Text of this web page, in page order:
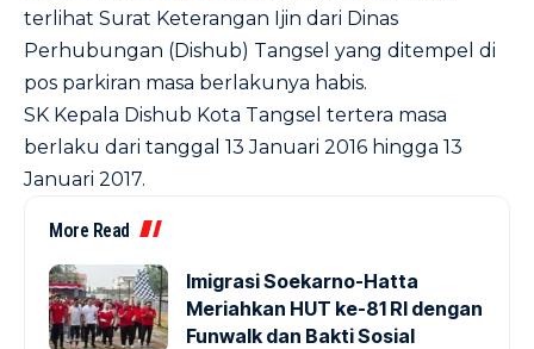
terlihat Surat Keterangan Ijin dari Dinas
Perhubungan (Dishub) Tangsel yang ditempel di
pos parkiran masa berlakunya habis.
SK Kepala Dishub Kota Tangsel tertera masa
berlaku dari tanggal 13 Januari 2016 hingga 13
Januari 2017.
More Read
Imigrasi Soekarno-Hatta
Meriahkan HUT ke-81 RI dengan
Funwalk dan Bakti Sosial